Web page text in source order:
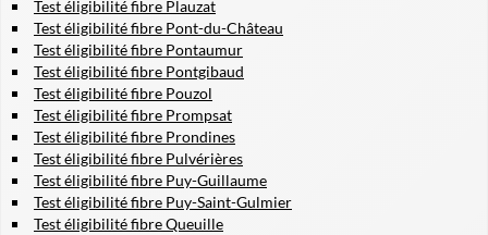
Test éligibilité fibre Plauzat
Test éligibilité fibre Pont-du-Château
Test éligibilité fibre Pontaumur
Test éligibilité fibre Pontgibaud
Test éligibilité fibre Pouzol
Test éligibilité fibre Prompsat
Test éligibilité fibre Prondines
Test éligibilité fibre Pulvérières
Test éligibilité fibre Puy-Guillaume
Test éligibilité fibre Puy-Saint-Gulmier
Test éligibilité fibre Queuille